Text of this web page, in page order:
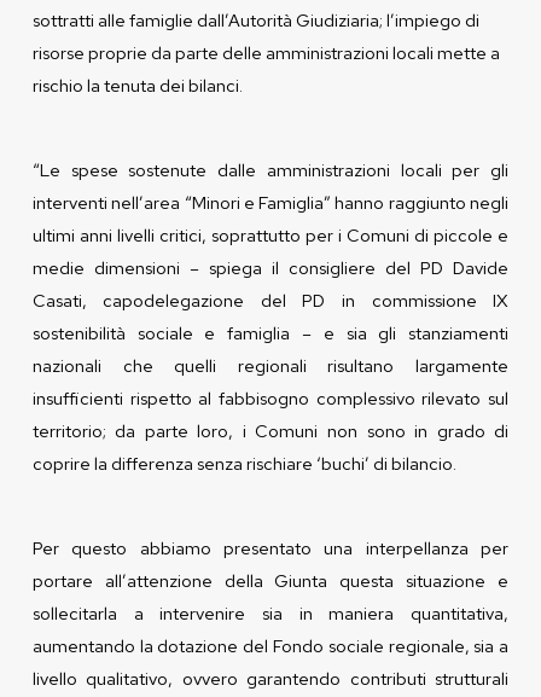
sottratti alle famiglie dall’Autorità Giudiziaria; l’impiego di
risorse proprie da parte delle amministrazioni locali mette a
rischio la tenuta dei bilanci.
“Le spese sostenute dalle amministrazioni locali per gli
interventi nell’area “Minori e Famiglia” hanno raggiunto negli
ultimi anni livelli critici, soprattutto per i Comuni di piccole e
medie dimensioni – spiega il consigliere del PD Davide
Casati, capodelegazione del PD in commissione IX
sostenibilità sociale e famiglia – e sia gli stanziamenti
nazionali che quelli regionali risultano largamente
insufficienti rispetto al fabbisogno complessivo rilevato sul
territorio; da parte loro, i Comuni non sono in grado di
coprire la differenza senza rischiare ‘buchi’ di bilancio.
Per questo abbiamo presentato una interpellanza per
portare all’attenzione della Giunta questa situazione e
sollecitarla a intervenire sia in maniera quantitativa,
aumentando la dotazione del Fondo sociale regionale, sia a
livello qualitativo, ovvero garantendo contributi strutturali